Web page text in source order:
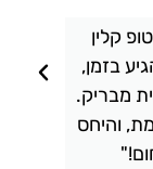
קלין
בזמן,
מבריק.
והיחס